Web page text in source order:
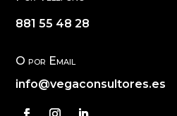
881 55 48 28
O por Email
info@vegaconsultores.es